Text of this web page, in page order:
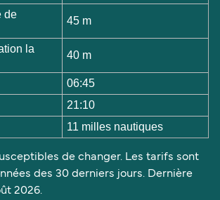
de
45 m
la
40 m
06:45
21:10
11 milles nautiques
de changer. Les tarifs sont
des 30 derniers jours. Dernière
2026.